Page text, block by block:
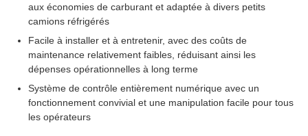
aux économies de carburant et adaptée à divers petits
camions réfrigérés
Facile à installer et à entretenir, avec des coûts de
maintenance relativement faibles, réduisant ainsi les
dépenses opérationnelles à long terme
Système de contrôle entièrement numérique avec un
fonctionnement convivial et une manipulation facile pour tous
les opérateurs